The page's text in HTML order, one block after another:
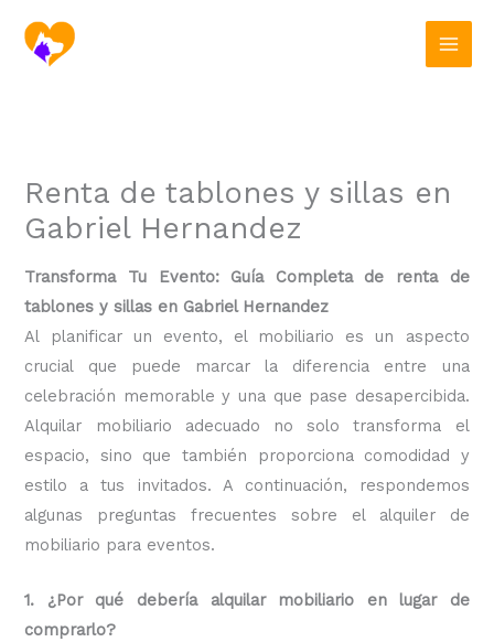
contenido
Renta de tablones y sillas en
Gabriel Hernandez
Transforma Tu Evento: Guía Completa de renta de
tablones y sillas en Gabriel Hernandez
Al planificar un evento, el mobiliario es un aspecto
crucial que puede marcar la diferencia entre una
celebración memorable y una que pase desapercibida.
Alquilar mobiliario adecuado no solo transforma el
espacio, sino que también proporciona comodidad y
estilo a tus invitados. A continuación, respondemos
algunas preguntas frecuentes sobre el alquiler de
mobiliario para eventos.
1. ¿Por qué debería alquilar mobiliario en lugar de
comprarlo?